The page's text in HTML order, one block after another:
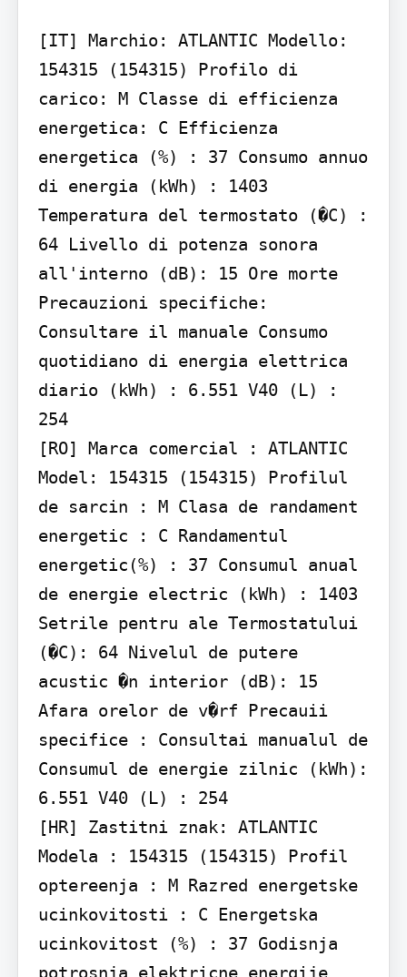
[IT] Marchio: ATLANTIC Modello:
154315 (154315) Profilo di
carico: M Classe di efficienza
energetica: C Efficienza
energetica (%) : 37 Consumo annuo
di energia (kWh) : 1403
Temperatura del termostato (�C) :
64 Livello di potenza sonora
all'interno (dB): 15 Ore morte
Precauzioni specifiche:
Consultare il manuale Consumo
quotidiano di energia elettrica
diario (kWh) : 6.551 V40 (L) :
254
[RO] Marca comercial : ATLANTIC
Model: 154315 (154315) Profilul
de sarcin : M Clasa de randament
energetic : C Randamentul
energetic(%) : 37 Consumul anual
de energie electric (kWh) : 1403
Setrile pentru ale Termostatului
(�C): 64 Nivelul de putere
acustic �n interior (dB): 15
Afara orelor de v�rf Precauii
specifice : Consultai manualul de
Consumul de energie zilnic (kWh):
6.551 V40 (L) : 254
[HR] Zastitni znak: ATLANTIC
Modela : 154315 (154315) Profil
optereenja : M Razred energetske
ucinkovitosti : C Energetska
ucinkovitost (%) : 37 Godisnja
potrosnja elektricne energije